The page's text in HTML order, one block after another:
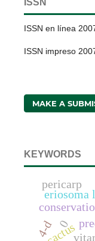
ISSN
ISSN en línea
ISSN impreso
MAKE A
KEYWORDS
eriosoma
pericarp
cactus
0
4-d